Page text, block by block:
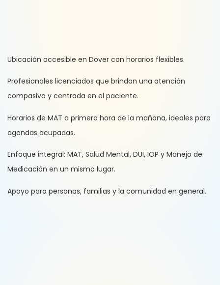
Ubicación accesible en Dover con horarios flexibles.
Profesionales licenciados que brindan una atención
compasiva y centrada en el paciente.
Horarios de MAT a primera hora de la mañana, ideales para
agendas ocupadas.
Enfoque integral: MAT, Salud Mental, DUI, IOP y Manejo de
Medicación en un mismo lugar.
Apoyo para personas, familias y la comunidad en general.